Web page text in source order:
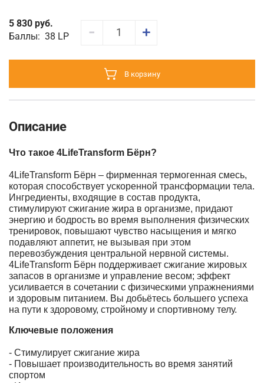
5 830 руб.
Баллы: 38 LP 1
В корзину
Описание
Что такое 4LifeTransform Бёрн?
4LifeTransform Бёрн – фирменная термогенная смесь,
которая способствует ускоренной трансформации тела.
Ингредиенты, входящие в состав продукта,
стимулируют сжигание жира в организме, придают
энергию и бодрость во время выполнения физических
тренировок, повышают чувство насыщения и мягко
подавляют аппетит, не вызывая при этом
перевозбуждения центральной нервной системы.
4LifeTransform Бёрн поддерживает сжигание жировых
запасов в организме и управление весом; эффект
усиливается в сочетании с физическими упражнениями
и здоровым питанием. Вы добьётесь большего успеха
на пути к здоровому, стройному и спортивному телу.
Ключевые положения
- Стимулирует сжигание жира
- Повышает производительность во время занятий
спортом